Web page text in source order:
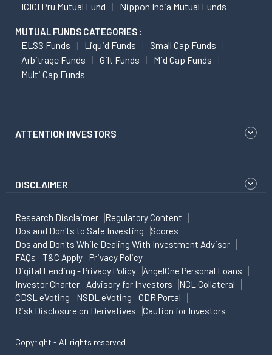
ICICI Pru Mutual Fund
Nippon India Mutual Funds
MUTUAL FUNDS CATEGORIES :
ELSS Funds Liquid Funds
Small Cap Funds
Arbitrage Funds
Gilt Funds
Mid Cap Funds
Multi Cap Funds
ATTENTION INVESTORS
DISCLAIMER
Research Disclaimer
Regulatory Content
Dos and Don'ts to Safe Investing
Scores
Dos and Don'ts While Dealing With Investment Advisor
FAQs
T&C Apply
Privacy Policy
Digital Lending - Privacy Policy
AngelOne Personal Loans
Investor Charter
Advisory for Investors
NCL Collateral
CDSL eVoting
NSDL eVoting
ODR Portal
Risk Disclosure on Derivatives
Caution for Investors
Copyright - All rights reserved